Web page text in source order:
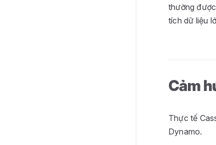
thường
tích dữ liệu
Cảm
Thực tế
Dynamo.